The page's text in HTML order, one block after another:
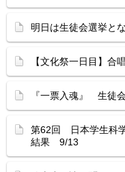
明日は生徒会選挙
【文化祭一日目】
『一票入魂』 生徒
第62回 日本学生科
結果 9/13